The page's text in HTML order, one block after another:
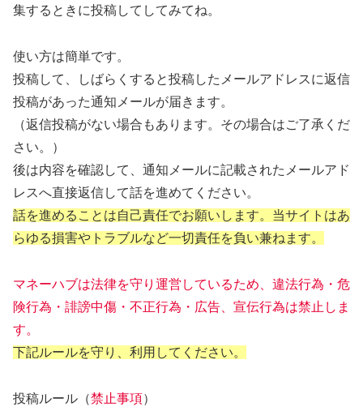
集するときに投稿してしてみてね。
使い方は簡単です。
投稿して、しばらくすると投稿したメールアドレスに返信
投稿があった通知メールが届きます。
（返信投稿がない場合もあります。その場合はご了承くだ
さい。）
後は内容を確認して、通知メールに記載されたメールアド
レスへ直接返信して話を進めてください。
話を進めることは自己責任でお願いします。当サイトはあ
らゆる損害やトラブルなど一切責任を負い兼ねます。
マネーハブは法律を守り運営しているため、違法行為・危
険行為・誹謗中傷・不正行為・広告、宣伝行為は禁止しま
す。
下記ルールを守り、利用してください。
投稿ルール（禁止事項）